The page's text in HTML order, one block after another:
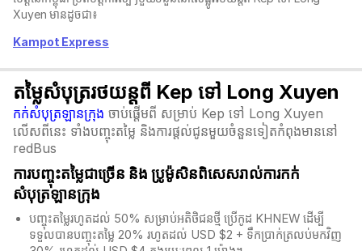
Xuyen មានដូចជា៖
Kampot Express
តម្លៃសំបុត្ររថយន្តពី Kep ទៅ Long Xuyen
កក់សំបុត្រឡានក្រុង ចាប់ផ្តើមពី សម្រាប់ Kep ទៅ Long Xuyen
លើសពីនេះ ទាំងបញ្ចុះតម្លៃ និងការផ្តល់ជូនមួយចំនួនទៀតកំពុងមាននៅ
redBus
ការបញ្ចុះតម្លៃជាច្រើន និង​ ប្រូម៉ូសិនពិសេសរាល់ការកក់
សំបុត្រឡានក្រុង
បញ្ចុះតម្លៃរហូតដល់ 50% សម្រាប់អតិថិជនថ្មី ប្រើកូដ KHNEW ដើម្បី
ទទួលបានបញ្ចុះតម្លៃ 20% រហូតដល់ USD $2 + ទឹកប្រាក់ត្រលប់មកវិញ